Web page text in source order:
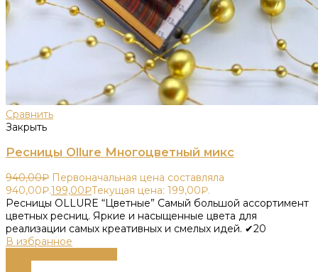
Сравнить
Закрыть
Ресницы Ollure Многоцветный микс
940,00₽ Первоначальная цена составляла
940,00₽.199,00₽Текущая цена: 199,00₽.
Ресницы OLLURE “Цветные” Самый большой ассортимент
цветных ресниц. Яркие и насыщенные цвета для
реализации самых креативных и смелых идей. ✔20
В избранное